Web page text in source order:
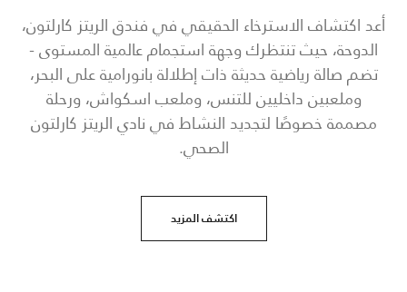
أعد اكتشاف الاسترخاء الحقيقي في فندق الريتز كارلتون،
الدوحة، حيث تنتظرك وجهة استجمام عالمية المستوى -
تضم صالة رياضية حديثة ذات إطلالة بانورامية على البحر،
وملعبين داخليين للتنس، وملعب اسكواش، ورحلة
مصممة خصوصًا لتجديد النشاط في نادي الريتز كارلتون
الصحي.
اكتشف المزيد